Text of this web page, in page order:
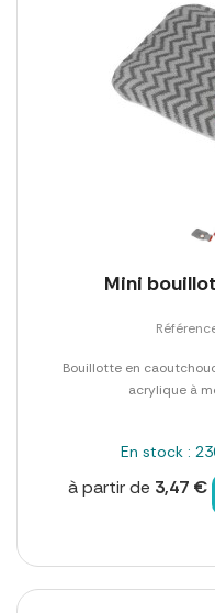
Mini
Bouillotte en
acrylique à
En stock :
à partir de 3,47 €